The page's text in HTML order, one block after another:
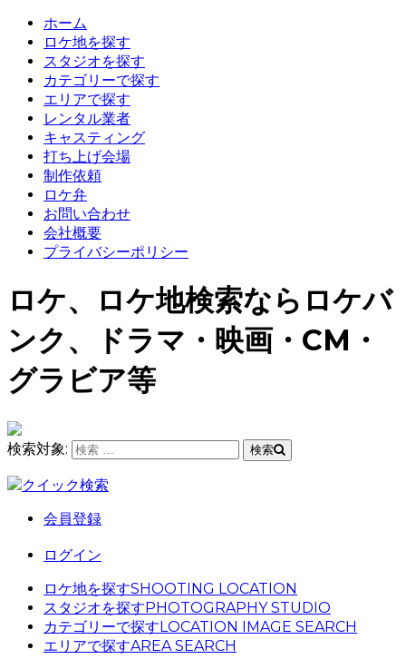
ホーム
ロケ地を探す
スタジオを探す
カテゴリーで探す
エリアで探す
レンタル業者
キャスティング
打ち上げ会場
制作依頼
ロケ弁
お問い合わせ
会社概要
プライバシーポリシー
ロケ、ロケ地検索ならロケバ
ンク、ドラマ・映画・CM・
グラビア等
検索対象: 検索
クイック検索
会員登録
ログイン
ロケ地を探すSHOOTING LOCATION
スタジオを探すPHOTOGRAPHY STUDIO
カテゴリーで探すLOCATION IMAGE SEARCH
エリアで探すAREA SEARCH